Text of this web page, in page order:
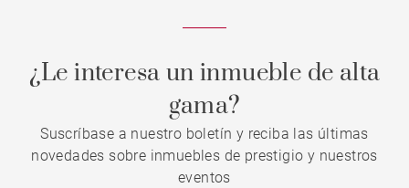
¿Le interesa un inmueble de alta
gama?
Suscríbase a nuestro boletín y reciba las últimas
novedades sobre inmuebles de prestigio y nuestros
eventos